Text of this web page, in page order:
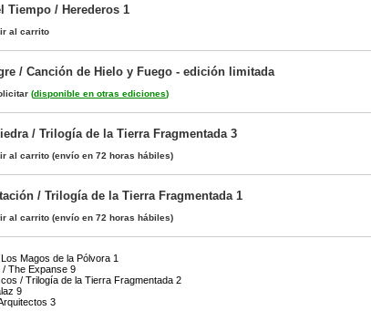
Tiempo / Herederos 1
al carrito
/ Canción de Hielo y Fuego - edición limitada
(disponible en otras ediciones)
/ Trilogía de la Tierra Fragmentada 3
al carrito (envío en 72 horas hábiles)
/ Trilogía de la Tierra Fragmentada 1
al carrito (envío en 72 horas hábiles)
Magos de la Pólvora 1
/ The Expanse 9
/ Trilogía de la Tierra Fragmentada 2
9
3